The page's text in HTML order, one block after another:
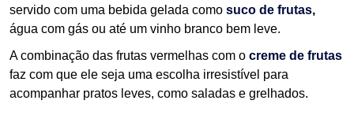
servido com uma bebida gelada como suco de frutas,
água com gás ou até um vinho branco bem leve.
A combinação das frutas vermelhas com o creme de frutas
faz com que ele seja uma escolha irresistível para
acompanhar pratos leves, como saladas e grelhados.